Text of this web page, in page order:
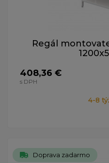
Regál
408,36 €
s DPH
4-8
Doprava zadarmo